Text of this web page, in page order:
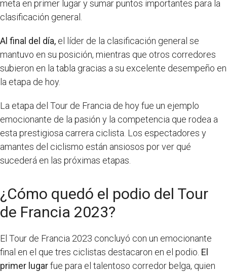
meta en primer lugar y sumar puntos importantes para la
clasificación general.
Al final del día, el líder de la clasificación general se
mantuvo en su posición, mientras que otros corredores
subieron en la tabla gracias a su excelente desempeño en
la etapa de hoy.
La etapa del Tour de Francia de hoy fue un ejemplo
emocionante de la pasión y la competencia que rodea a
esta prestigiosa carrera ciclista. Los espectadores y
amantes del ciclismo están ansiosos por ver qué
sucederá en las próximas etapas.
¿Cómo quedó el podio del Tour
de Francia 2023?
El Tour de Francia 2023 concluyó con un emocionante
final en el que tres ciclistas destacaron en el podio. El
primer lugarfue para el talentoso corredor belga, quien